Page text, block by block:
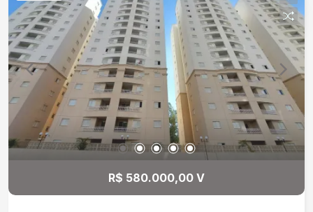
R$ 580.000,00 V